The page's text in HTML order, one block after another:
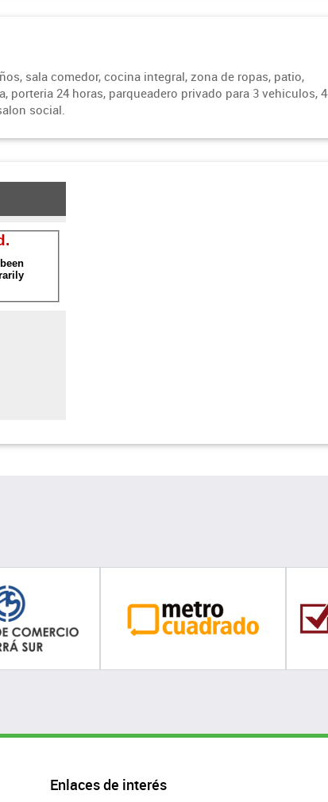
sala comedor, cocina integral, zona de ropas, patio,
porteria 24 horas, parqueadero privado para 3 vehiculos, 4
social.
Enlaces de interés